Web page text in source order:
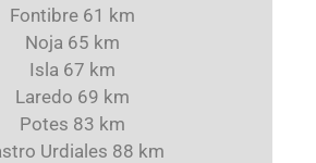
Fontibre 61 km
Noja 65 km
Isla 67 km
Laredo 69 km
Potes 83 km
Urdiales 88 km